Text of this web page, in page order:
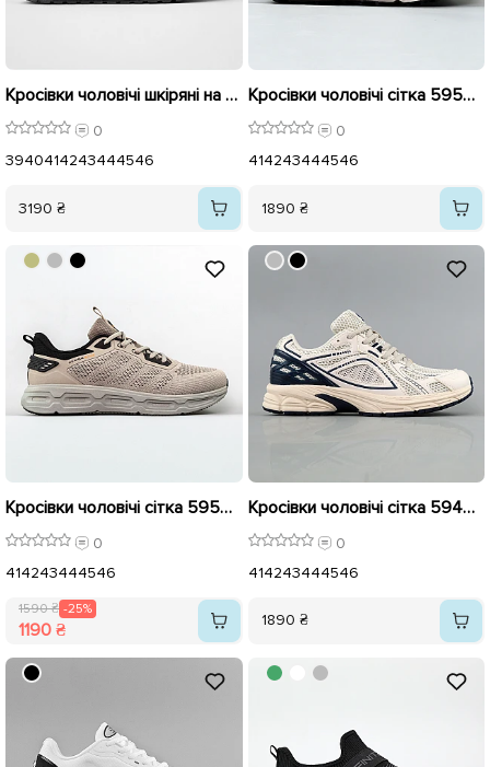
Кросівки чоловічі шкіряні на флісі 595604 Чорні
0
3940414243444546
3190 ₴
Кросівки чоловічі сітка 595411 Бежеві
0
414243444546
1890 ₴
Кросівки чоловічі сітка 595080 Бежеві розпродаж
0
414243444546
1590 ₴ -25%
1190 ₴
Кросівки чоловічі сітка 594905 Бежеві
0
414243444546
1890 ₴